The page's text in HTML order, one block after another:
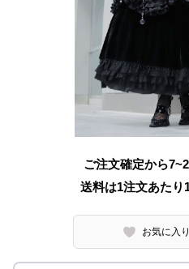
ご注文確定から
送料は1注文あたり
お気に入